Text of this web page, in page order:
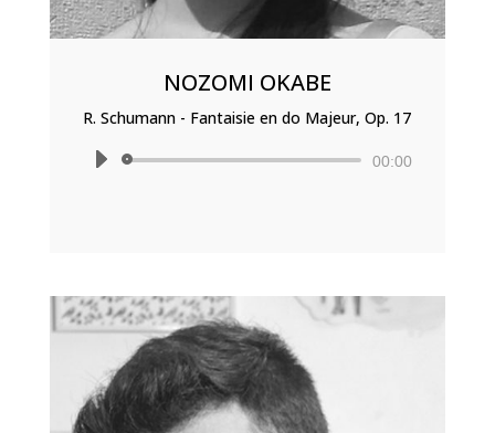
NOZOMI OKABE
R. Schumann - Fantaisie en do Majeur, Op. 17
Lecteur
00:00